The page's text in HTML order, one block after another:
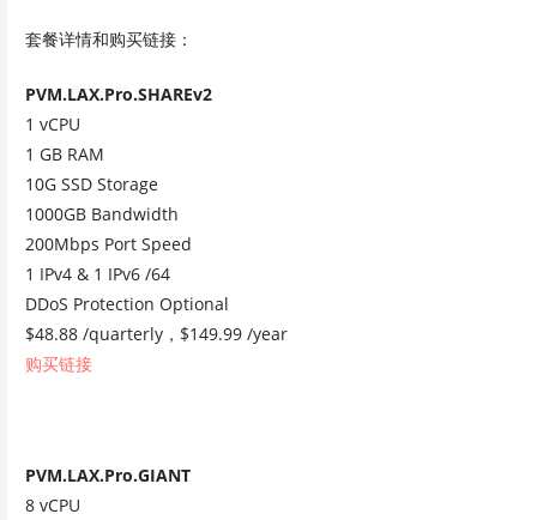
套餐详情和购买链接：
PVM.LAX.Pro.SHAREv2
1 vCPU
1 GB RAM
10G SSD Storage
1000GB Bandwidth
200Mbps Port Speed
1 IPv4 & 1 IPv6 /64
DDoS Protection Optional
$48.88 /quarterly，$149.99 /year
购买链接
PVM.LAX.Pro.GIANT
8 vCPU